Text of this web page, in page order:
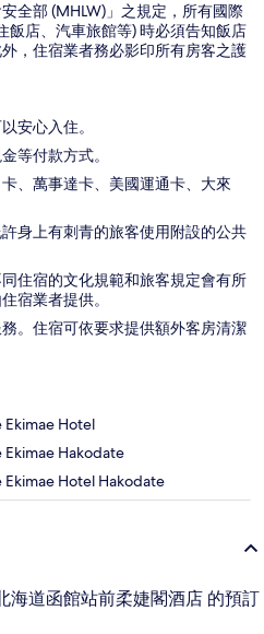
全部 (MHLW)」之規定，所有國際
飯店、汽車旅館等) 時必須告知飯店
，住宿業者務必影印所有房客之護
安心入住。
等付款方式。
、萬事達卡、美國運通卡、大來
身上有刺青的旅客使用附設的公共
住宿的文化規範和旅客規定會有所
宿業者提供。
。住宿可依要求提供額外客房清潔
Ekimae Hotel
Ekimae Hakodate
Hotel Hakodate
海道函館站前柔婕閣酒店 的預訂